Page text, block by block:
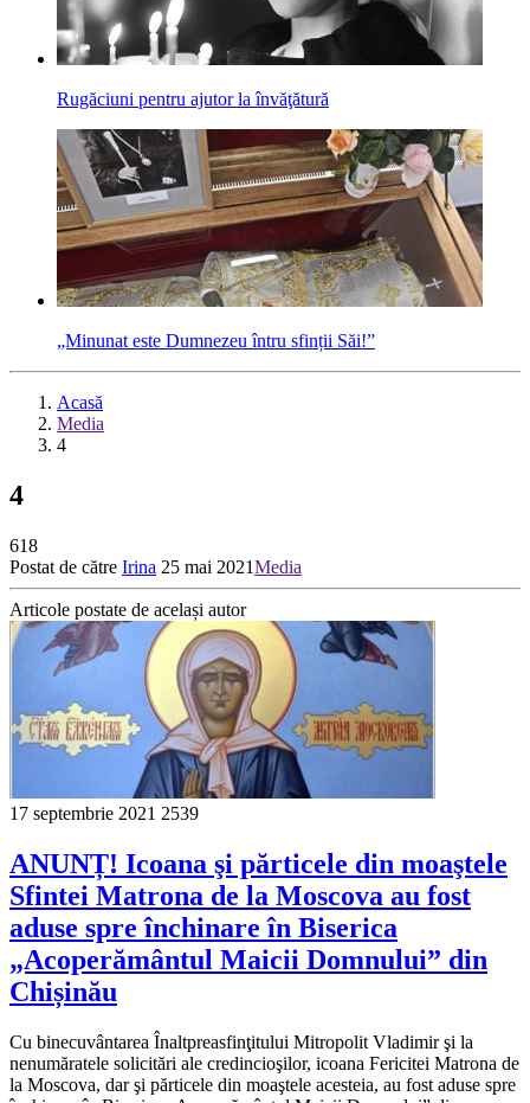
Rugăciuni pentru ajutor la învăţătură
„Minunat este Dumnezeu întru sfinții Săi!”
Acasă
Media
4
4
618
Postat de către Irina 25 mai 2021Media
Articole postate de același autor
17 septembrie 2021 2539
ANUNȚ! Icoana şi părticele din moaştele
Sfintei Matrona de la Moscova au fost
aduse spre închinare în Biserica
„Acoperământul Maicii Domnului” din
Chișinău
Cu binecuvântarea Înaltpreasfinţitului Mitropolit Vladimir şi la
nenumăratele solicitări ale credincioşilor, icoana Fericitei Matrona de
la Moscova, dar şi părticele din moaştele acesteia, au fost aduse spre